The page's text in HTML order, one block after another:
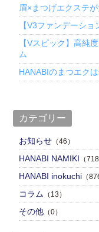
眉×まつげエクステが
【V3ファンデーシ
【Vスピック】高純
ム
HANABIのまつエク
カテゴリー
お知らせ （46）
HANABI NAMIKI （718
HANABI inokuchi （
コラム （13）
その他 （0）